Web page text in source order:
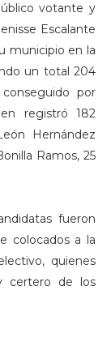
votante y
Escalante
municipio en la
un total 204
por
registró 182
Hernández
Ramos, 25
fueron
colocados a la
quienes
certero de los